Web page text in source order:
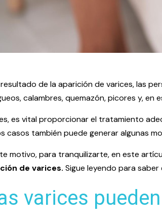
de la aparición de varices, las
calambres, quemazón, picores y,
es vital proporcionar el tratamiento
casos también puede generar algunas
motivo, para tranquilizarte, en este
de varices. Sigue leyendo para
varices